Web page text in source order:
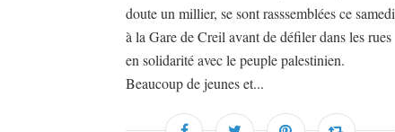
doute un millier, se sont rasssemblées ce samedi
à la Gare de Creil avant de défiler dans les rues
en solidarité avec le peuple palestinien.
Beaucoup de jeunes et...